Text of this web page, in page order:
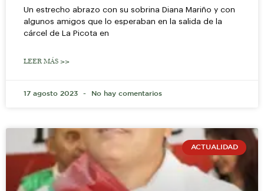
Un estrecho abrazo con su sobrina Diana Mariño y con
algunos amigos que lo esperaban en la salida de la
cárcel de La Picota en
LEER MÁS >>
17 agosto 2023 No hay comentarios
ACTUALIDAD